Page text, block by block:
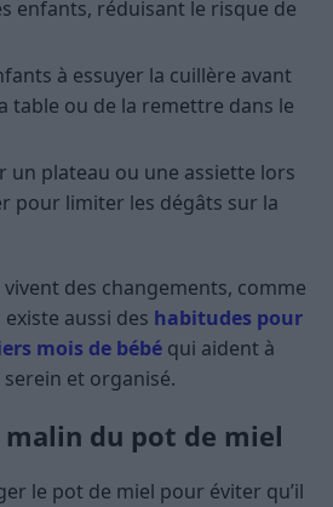
enfants, réduisant le risque de
à essuyer la cuillère avant
table ou de la remettre dans le
un plateau ou une assiette lors
pour limiter les dégâts sur la
des changements, comme
existe aussi des habitudes pour
mois de bébé qui aident à
et organisé.
malin du pot de miel
le pot de miel pour éviter qu’il